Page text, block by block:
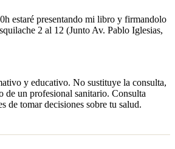
estaré presentando mi libro y firmandolo
2 al 12 (Junto Av. Pablo Iglesias,
y educativo. No sustituye la consulta,
de un profesional sanitario. Consulta
de tomar decisiones sobre tu salud.